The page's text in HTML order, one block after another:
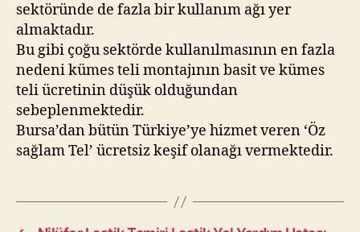
sektöründe de fazla bir kullanım ağı yer
almaktadır.
Bu gibi çoğu sektörde kullanılmasının en fazla
nedeni kümes teli montajının basit ve kümes
teli ücretinin düşük olduğundan
sebeplenmektedir.
Bursa’dan bütün Türkiye’ye hizmet veren ‘Öz
sağlam Tel’ ücretsiz keşif olanağı vermektedir.